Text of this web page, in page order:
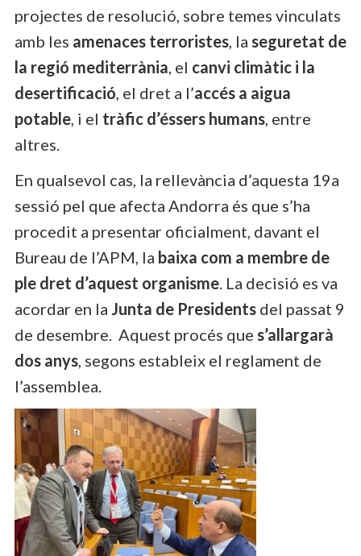
projectes de resolució, sobre temes vinculats
amb les amenaces terroristes, la seguretat de
la regió mediterrània, el canvi climàtic i la
desertificació, el dret a l’accés a aigua
potable, i el tràfic d’éssers humans, entre
altres.
En qualsevol cas, la rellevància d’aquesta 19a
sessió pel que afecta Andorra és que s’ha
procedit a presentar oficialment, davant el
Bureau de l’APM, la baixa com a membre de
ple dret d’aquest organisme. La decisió es va
acordar en la Junta de Presidents del passat 9
de desembre. Aquest procés que s’allargarà
dos anys, segons estableix el reglament de
l’assemblea.